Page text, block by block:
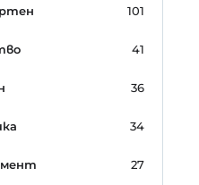
101
41
36
34
27